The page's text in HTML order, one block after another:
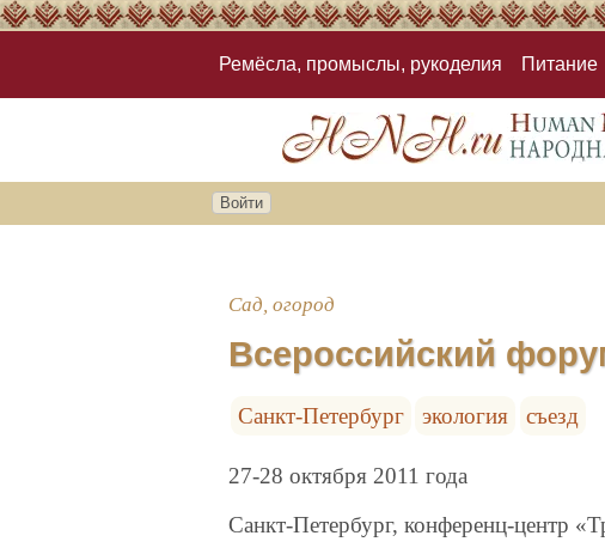
Ремёсла, промыслы, рукоделия Питание
Войти
Сад, огород
Всероссийский
Санкт-Петербург экология съезд
27-28 октября 2011 года
Санкт-Петербург, конференц-центр